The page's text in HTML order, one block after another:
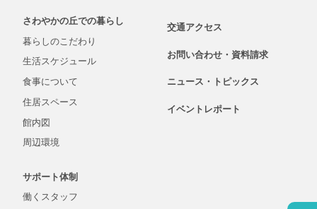
さわやかの丘での暮らし
暮らしのこだわり
生活スケジュール
食事について
住居スペース
館内図
周辺環境
サポート体制
働くスタッフ
交通アクセス
お問い合わせ・ 資料請求
ニュース・ トピックス
イベントレポート